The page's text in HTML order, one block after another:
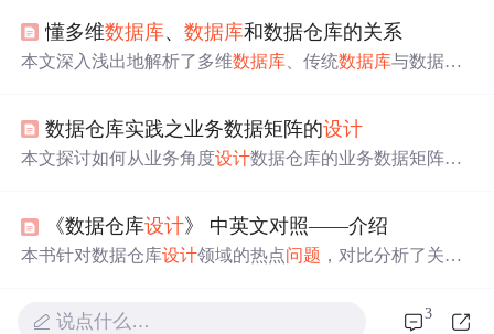
少重复开发，统一数据口径，并简化复杂问题。ODS层存
储原始数据，DW层进行数据清洗、聚合和构建中间层，A
懂多维数据库、数据库和数据仓库的关系
本文深入浅出地解析了多维数据库 、传统数据库与数据仓
数据仓库实践之业务数据矩阵的设计
本文探讨如何从业务角度设计数据仓库的业务数据矩阵，
模。《数据仓库设计》 中英文对照——介绍
本书针对数据仓库设计领域的热点问题 ，对比分析了关系
的建模方法等。
说点什么… 3